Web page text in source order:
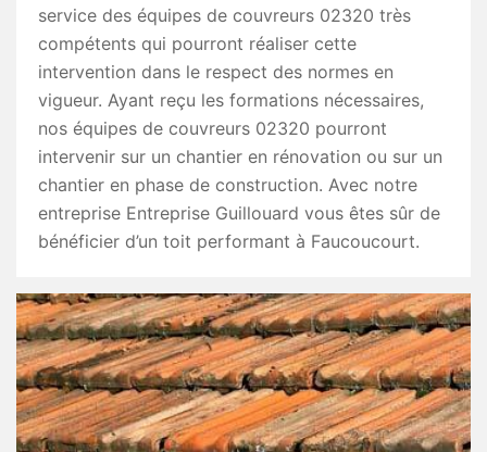
service des équipes de couvreurs 02320 très
compétents qui pourront réaliser cette
intervention dans le respect des normes en
vigueur. Ayant reçu les formations nécessaires,
nos équipes de couvreurs 02320 pourront
intervenir sur un chantier en rénovation ou sur un
chantier en phase de construction. Avec notre
entreprise Entreprise Guillouard vous êtes sûr de
bénéficier d’un toit performant à Faucoucourt.